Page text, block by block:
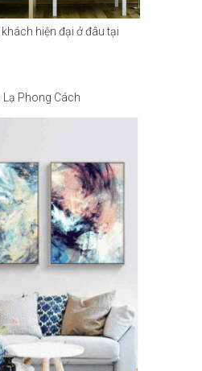
hiện đại ở đâu tại
Phong Cách